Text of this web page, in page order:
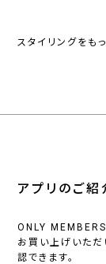
スタイリングをも
アプリのご紹
ONLY MEMBERS
お買い上げいただ
認できます。